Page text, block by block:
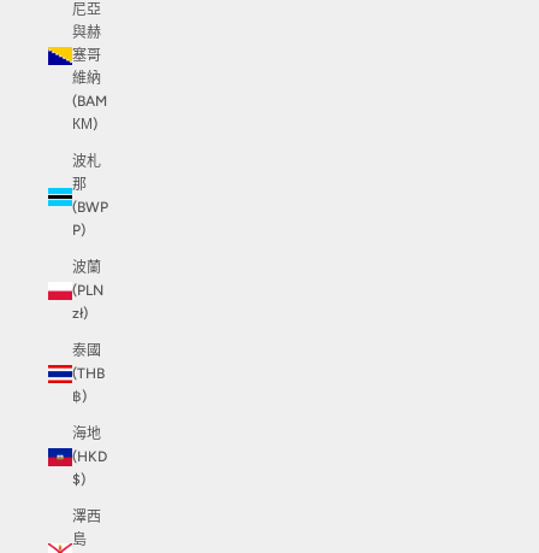
尼亞
與赫
塞哥
維納
(BAM
КМ)
波札
那
(BWP
P)
波蘭
(PLN
zł)
泰國
(THB
฿)
海地
(HKD
$)
澤西
島